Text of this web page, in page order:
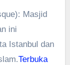
Masjid
ini
Istanbul dan
Terbuka